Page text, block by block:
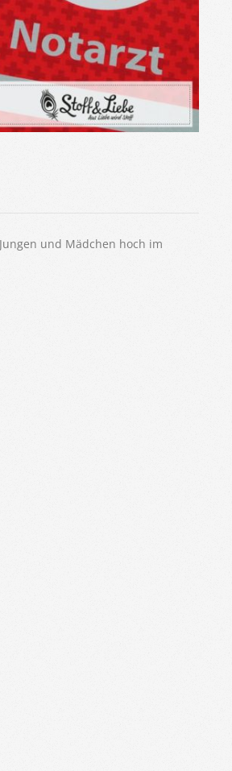
und Mädchen hoch im